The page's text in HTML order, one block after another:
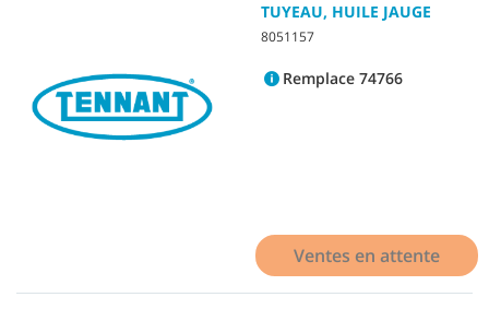
TUYEAU, HUILE JAUGE
8051157
Remplace 74766
Ventes en attente